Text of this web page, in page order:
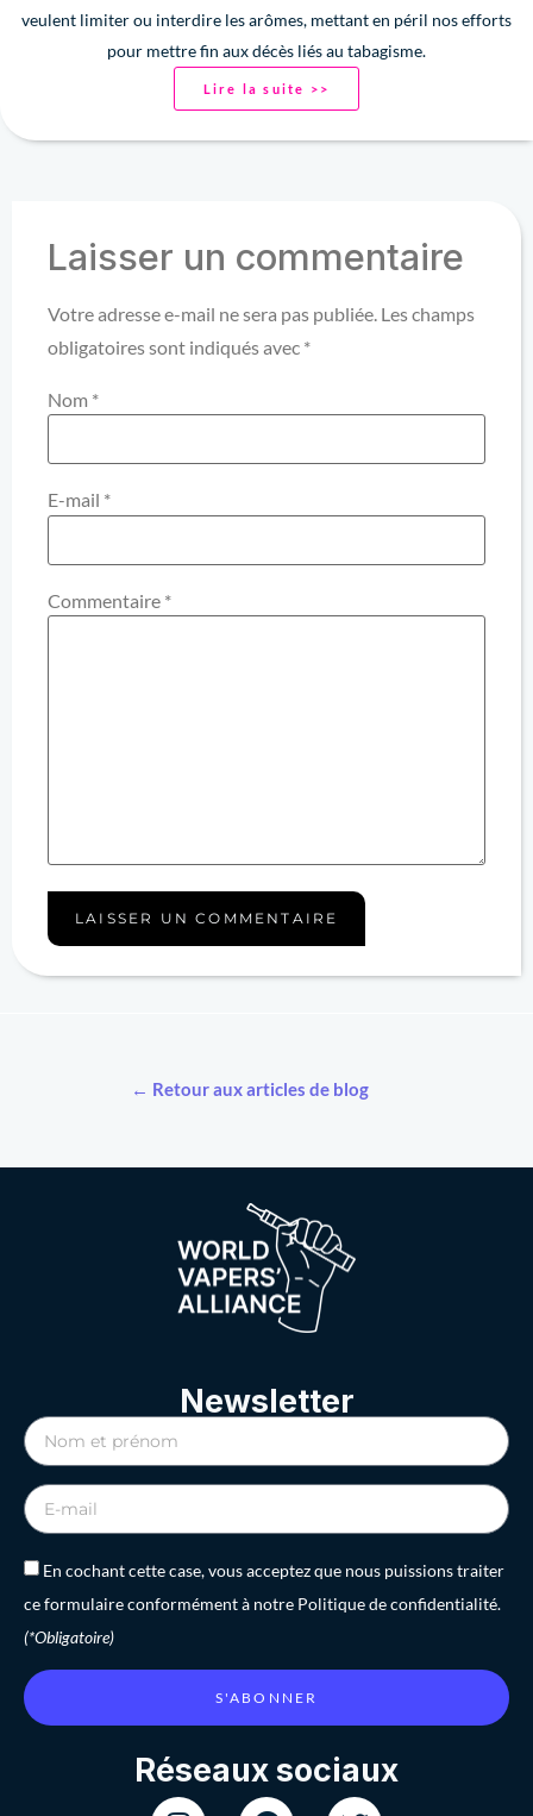
veulent limiter ou interdire les arômes, mettant en péril nos efforts
pour mettre fin aux décès liés au tabagisme.
Lire la suite >>
Laisser un commentaire
Votre adresse e-mail ne sera pas publiée. Les champs
obligatoires sont indiqués avec *
Nom *
E-mail *
Commentaire *
← Retour aux articles de blog
Newsletter
En cochant cette case, vous acceptez que nous puissions traiter
ce formulaire conformément à notre Politique de confidentialité.
(*Obligatoire)
S'ABONNER
Réseaux sociaux